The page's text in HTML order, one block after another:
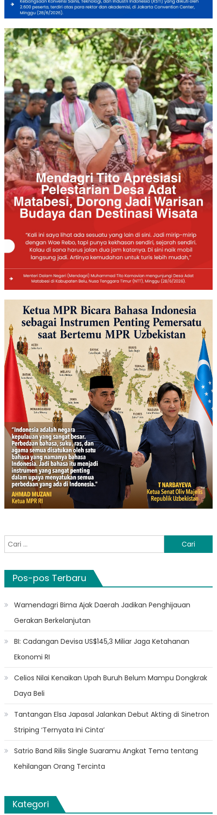
Cari
untuk:
Pos-pos Terbaru
Wamendagri Bima Ajak Daerah Jadikan Penghijauan
Gerakan Berkelanjutan
BI: Cadangan Devisa US$145,3 Miliar Jaga Ketahanan
Ekonomi RI
Celios Nilai Kenaikan Upah Buruh Belum Mampu Dongkrak
Daya Beli
Tantangan Elsa Japasal Jalankan Debut Akting di Sinetron
Striping ‘Ternyata Ini Cinta’
Satrio Band Rilis Single Suaramu Angkat Tema tentang
Kehilangan Orang Tercinta
Kategori